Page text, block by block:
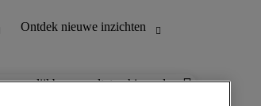
vergelijkbare resultaten hieronder.